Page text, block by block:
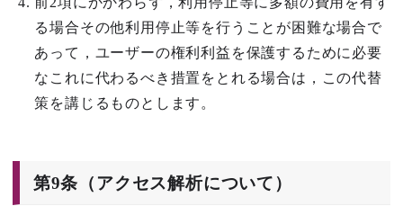
る場合その他利用停止等を行うことが困難な場合で
あって，ユーザーの権利利益を保護するために必要
なこれに代わるべき措置をとれる場合は，この代替
策を講じるものとします。
第9条（アクセス解析について）